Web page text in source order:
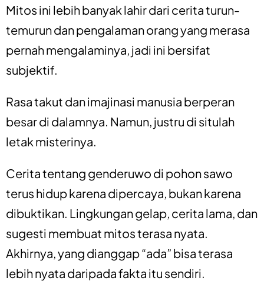
Mitos ini lebih banyak lahir dari cerita turun-
temurun dan pengalaman orang yang merasa
pernah mengalaminya, jadi ini bersifat
subjektif.
Rasa takut dan imajinasi manusia berperan
besar di dalamnya. Namun, justru di situlah
letak misterinya.
Cerita tentang genderuwo di pohon sawo
terus hidup karena dipercaya, bukan karena
dibuktikan. Lingkungan gelap, cerita lama, dan
sugesti membuat mitos terasa nyata.
Akhirnya, yang dianggap “ada” bisa terasa
lebih nyata daripada fakta itu sendiri.